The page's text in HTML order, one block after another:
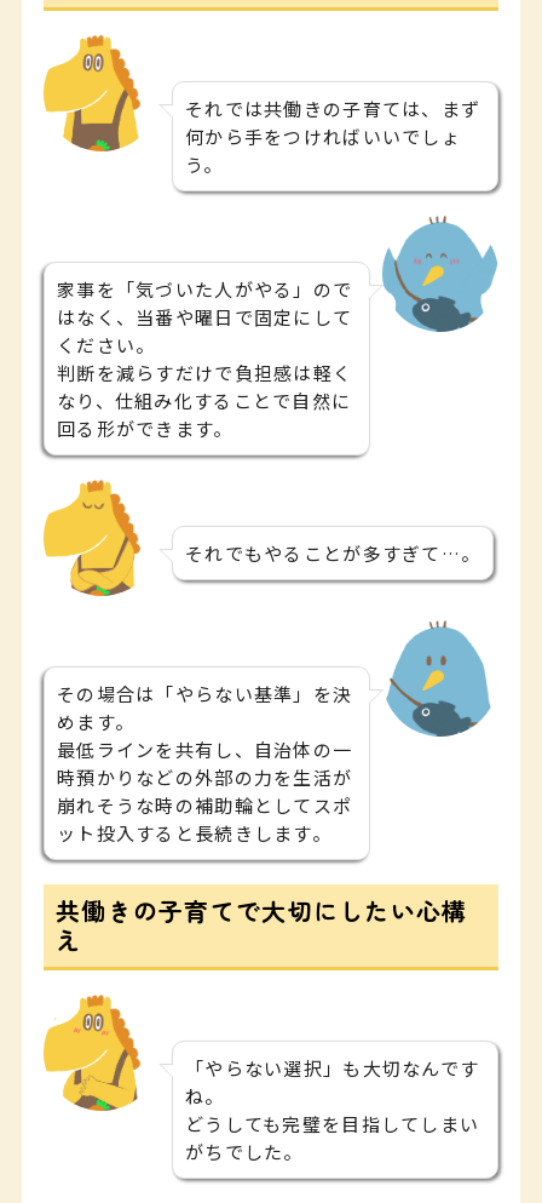
それでは共働きの子育ては、まず
何から手をつければいいでしょ
う。
家事を「気づいた人がやる」ので
はなく、当番や曜日で固定にして
ください。
判断を減らすだけで負担感は軽く
なり、仕組み化することで自然に
回る形ができます。
それでもやることが多すぎて…。
その場合は「やらない基準」を決
めます。
最低ラインを共有し、自治体の一
時預かりなどの外部の力を生活が
崩れそうな時の補助輪としてスポ
ット投入すると長続きします。
共働きの子育てで大切にしたい心構
え
「やらない選択」も大切なんです
ね。
どうしても完璧を目指してしまい
がちでした。